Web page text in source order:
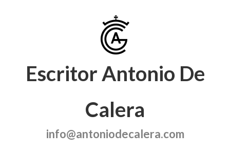
Escritor Antonio De
Calera
info@antoniodecalera.com